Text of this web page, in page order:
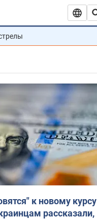
к новому курсу
рассказали,